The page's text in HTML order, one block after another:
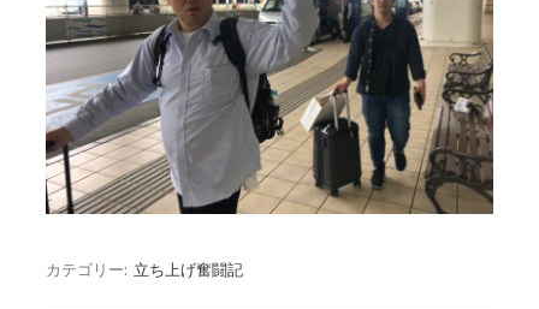
カテゴリー: 立ち上げ奮闘記